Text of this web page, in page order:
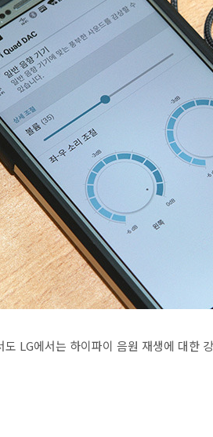
LG에서는 하이파이 음원 재생에 대한